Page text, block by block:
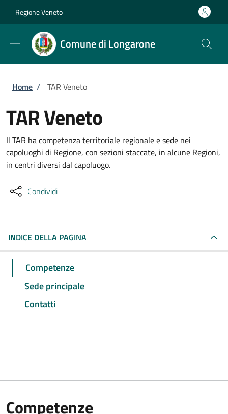
Regione Veneto
Comune di Longarone
Briciole di pane
Home / TAR Veneto
TAR Veneto
Il TAR ha competenza territoriale regionale e sede nei
capoluoghi di Regione, con sezioni staccate, in alcune Regioni,
in centri diversi dal capoluogo.
Condividi
INDICE DELLA PAGINA
Competenze
Sede principale
Contatti
Competenze